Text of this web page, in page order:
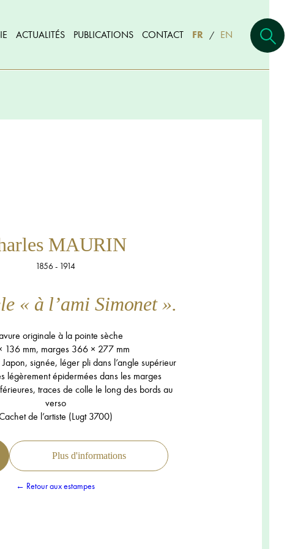
ACTUALITÉS PUBLICATIONS CONTACT FR / EN
MAURIN
1856 - 1914
« à l’ami Simonet ».
originale à la pointe sèche
136 mm, marges 366 × 277 mm
signée, léger pli dans l’angle supérieur
légèrement épidermées dans les marges
traces de colle le long des bords au
verso
de l’artiste (Lugt 3700)
Plus d'informations
← Retour aux estampes